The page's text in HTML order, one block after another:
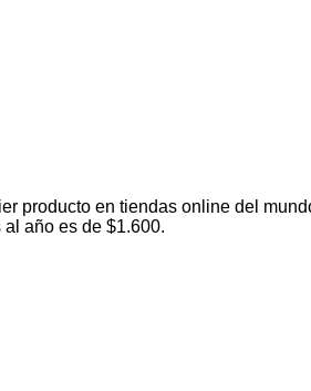
producto en tiendas online del
año es de $1.600.